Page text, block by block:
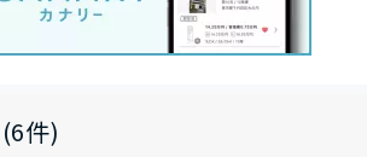
件)